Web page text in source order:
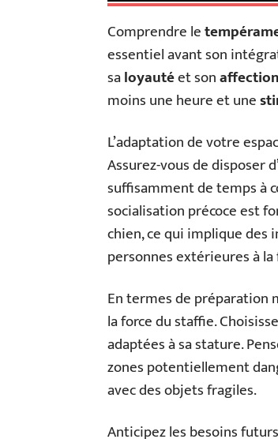
Comprendre le
essentiel avant son
saloyautéet sonaffection
moins une heure et une
L’adaptation de votre
Assurez-vous de disposer
suffisamment de temps à
socialisation précoce est
chien, ce qui implique des
personnes extérieures à
En termes de préparation
la force du staffie.
adaptées à sa stature.
zones potentiellement
avec des objets fragiles.
Anticipez les besoins